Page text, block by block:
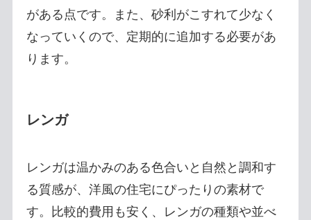
がある点です。また、砂利がこすれて少なく
なっていくので、定期的に追加する必要があ
ります。
レンガ
レンガは温かみのある色合いと自然と調和す
る質感が、洋風の住宅にぴったりの素材で
す。比較的費用も安く、レンガの種類や並べ